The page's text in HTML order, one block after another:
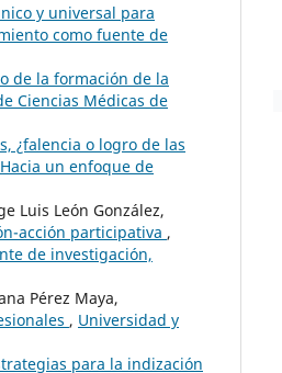
y universal para
como fuente de
de la formación de la
Ciencias Médicas de
¿falencia o logro de las
un enfoque de
Luis León González,
acción participativa ,
de investigación,
Pérez Maya,
, Universidad y
para la indización